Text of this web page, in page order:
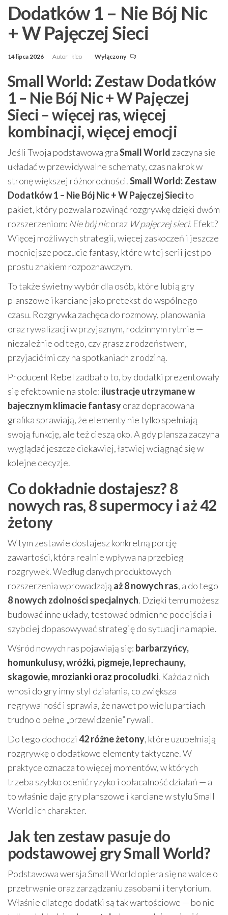
Dodatków 1 – Nie Bój Nic
+ W Pajęczej Sieci
14 lipca 2026 Autor kleo Wyłączony
Small World: Zestaw Dodatków
1 – Nie Bój Nic + W Pajęczej
Sieci – więcej ras, więcej
kombinacji, więcej emocji
Jeśli Twoja podstawowa graSmall World zaczyna się
układać w przewidywalne schematy, czas na krok w
stronę większej różnorodności.Small World: Zestaw
Dodatków 1 – Nie Bój Nic + W Pajęczej Siecito
pakiet, który pozwala rozwinąć rozgrywkę dzięki dwóm
rozszerzeniom: Nie bój nicoraz W pajęczej sieci. Efekt?
Więcej możliwych strategii, więcej zaskoczeń i jeszcze
mocniejsze poczucie fantasy, które w tej serii jest po
prostu znakiem rozpoznawczym.
To także świetny wybór dla osób, które lubią gry
planszowe i karciane jako pretekst do wspólnego
czasu. Rozgrywka zachęca do rozmowy, planowania
oraz rywalizacji w przyjaznym, rodzinnym rytmie —
niezależnie od tego, czy grasz z rodzeństwem,
przyjaciółmi czy na spotkaniach z rodziną.
Producent Rebel zadbał o to, by dodatki prezentowały
się efektownie na stole: ilustracje utrzymane w
bajecznym klimacie fantasyoraz dopracowana
grafika sprawiają, że elementy nie tylko spełniają
swoją funkcję, ale też cieszą oko. A gdy plansza zaczyna
wyglądać jeszcze ciekawiej, łatwiej wciągnąć się w
kolejne decyzje.
Co dokładnie dostajesz? 8
nowych ras, 8 supermocy i aż 42
żetony
W tym zestawie dostajesz konkretną porcję
zawartości, która realnie wpływa na przebieg
rozgrywek. Według danych produktowych
rozszerzenia wprowadzają aż 8 nowych ras, a do tego
8 nowych zdolności specjalnych. Dzięki temu możesz
budować inne układy, testować odmienne podejścia i
szybciej dopasowywać strategię do sytuacji na mapie.
Wśród nowych ras pojawiają się: barbarzyńcy,
homunkulusy, wróżki, pigmeje, leprechauny,
skagowie, mrozianki oraz procoludki. Każda z nich
wnosi do gry inny styl działania, co zwiększa
regrywalność i sprawia, że nawet po wielu partiach
trudno o pełne „przewidzenie” rywali.
Do tego dochodzi 42 różne żetony, które uzupełniają
rozgrywkę o dodatkowe elementy taktyczne. W
praktyce oznacza to więcej momentów, w których
trzeba szybko ocenić ryzyko i opłacalność działań — a
to właśnie daje gry planszowe i karciane w stylu Small
World ich charakter.
Jak ten zestaw pasuje do
podstawowej gry Small World?
Podstawowa wersja Small World opiera się na walce o
przetrwanie oraz zarządzaniu zasobami i terytorium.
Właśnie dlatego dodatki są tak wartościowe — bo nie